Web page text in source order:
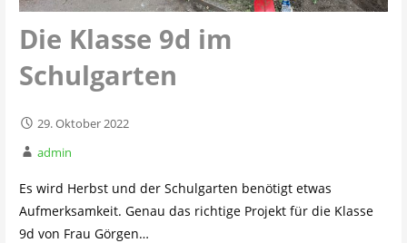
Die Klasse 9d im
Schulgarten
29. Oktober 2022
admin
Es wird Herbst und der Schulgarten benötigt etwas
Aufmerksamkeit. Genau das richtige Projekt für die Klasse
9d von Frau Görgen…